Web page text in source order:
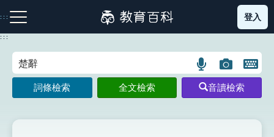
到
主
:::
注音索引圖示 筆畫索引圖示 部首索引表圖示
登入
:::
語
言
搜
圖
片
搜
開
鍵
圖
詞條檢索 全文檢索 音讀檢索